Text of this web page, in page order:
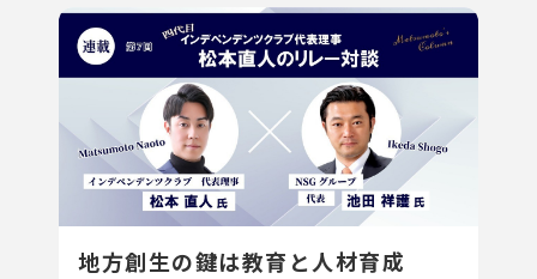
地方創生の鍵は教育と人材育成